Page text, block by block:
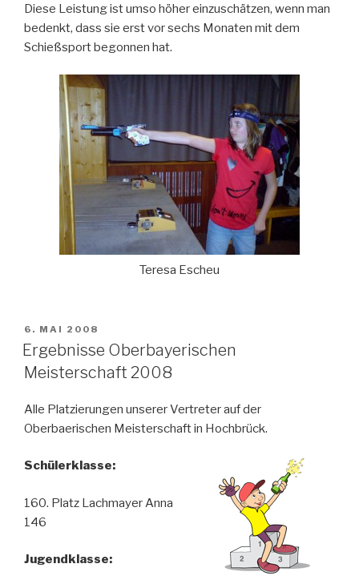
Diese Leistung ist umso höher einzuschätzen, wenn man
bedenkt, dass sie erst vor sechs Monaten mit dem
Schießsport begonnen hat.
Teresa Escheu
VERÖFFENTLICHT
AM
6. MAI 2008
Ergebnisse Oberbayerischen
Meisterschaft 2008
Alle Platzierungen unserer Vertreter auf der
Oberbaerischen Meisterschaft in Hochbrück.
Schülerklasse:
160. Platz Lachmayer Anna
146
Jugendklasse: